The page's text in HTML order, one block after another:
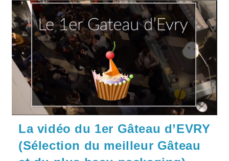
:
Portes
OUVERTES
Au
LYCÉE
BRASSENS
Evry
Et
Médiation
PRÉFIGURATIONS
La vidéo du 1er Gâteau d’EVRY
(Sélection du meilleur Gâteau